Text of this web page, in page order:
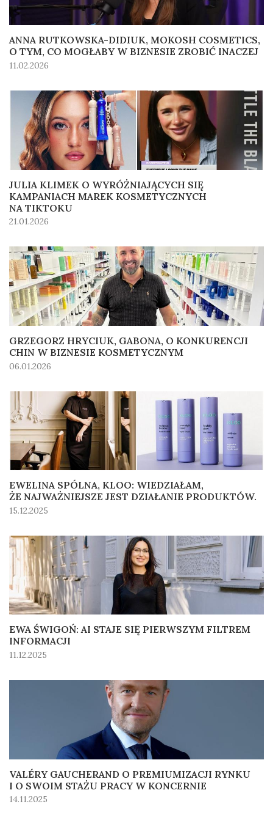
ANNA RUTKOWSKA-DIDIUK, MOKOSH COSMETICS,
O TYM, CO MOGŁABY W BIZNESIE ZROBIĆ INACZEJ
11.02.2026
JULIA KLIMEK O WYRÓŻNIAJĄCYCH SIĘ
KAMPANIACH MAREK KOSMETYCZNYCH
NA TIKTOKU
21.01.2026
GRZEGORZ HRYCIUK, GABONA, O KONKURENCJI
CHIN W BIZNESIE KOSMETYCZNYM
06.01.2026
EWELINA SPÓLNA, KLOO: WIEDZIAŁAM,
ŻE NAJWAŻNIEJSZE JEST DZIAŁANIE PRODUKTÓW.
15.12.2025
EWA ŚWIGOŃ: AI STAJE SIĘ PIERWSZYM FILTREM
INFORMACJI
11.12.2025
VALÉRY GAUCHERAND O PREMIUMIZACJI RYNKU
I O SWOIM STAŻU PRACY W KONCERNIE
14.11.2025